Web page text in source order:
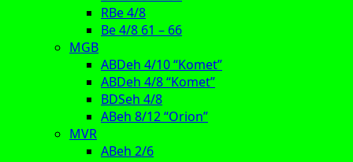
RBe 4/8
Be 4/8 61 – 66
MGB
ABDeh 4/10 “Komet”
ABDeh 4/8 “Komet”
BDSeh 4/8
ABeh 8/12 “Orion”
MVR
ABeh 2/6